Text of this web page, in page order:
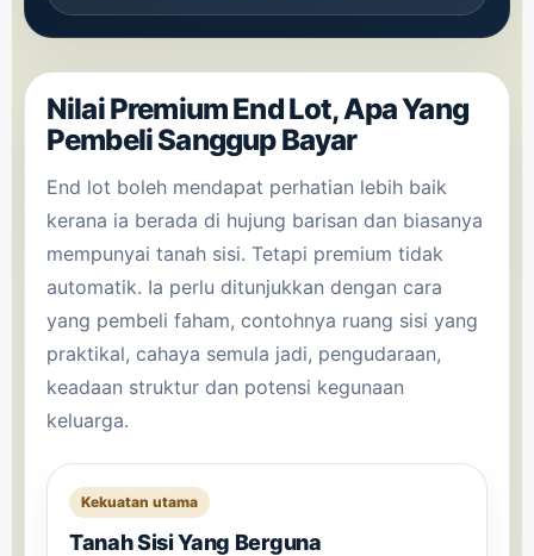
Nilai Premium End Lot, Apa Yang
Pembeli Sanggup Bayar
End lot boleh mendapat perhatian lebih baik
kerana ia berada di hujung barisan dan biasanya
mempunyai tanah sisi. Tetapi premium tidak
automatik. Ia perlu ditunjukkan dengan cara
yang pembeli faham, contohnya ruang sisi yang
praktikal, cahaya semula jadi, pengudaraan,
keadaan struktur dan potensi kegunaan
keluarga.
Kekuatan utama
Tanah Sisi Yang Berguna